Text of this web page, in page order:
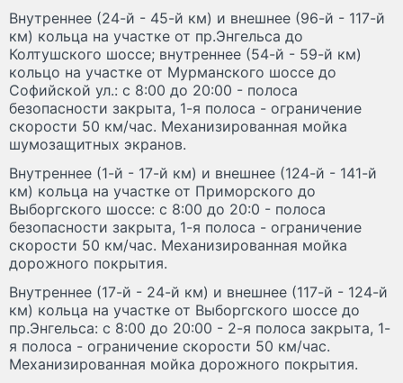
Внутреннее (24-й - 45-й км) и внешнее (96-й - 117-й
км) кольца на участке от пр.Энгельса до
Колтушского шоссе; внутреннее (54-й - 59-й км)
кольцо на участке от Мурманского шоссе до
Софийской ул.: с 8:00 до 20:00 - полоса
безопасности закрыта, 1-я полоса - ограничение
скорости 50 км/час. Механизированная мойка
шумозащитных экранов.
Внутреннее (1-й - 17-й км) и внешнее (124-й - 141-й
км) кольца на участке от Приморского до
Выборгского шоссе: с 8:00 до 20:0 - полоса
безопасности закрыта, 1-я полоса - ограничение
скорости 50 км/час. Механизированная мойка
дорожного покрытия.
Внутреннее (17-й - 24-й км) и внешнее (117-й - 124-й
км) кольца на участке от Выборгского шоссе до
пр.Энгельса: с 8:00 до 20:00 - 2-я полоса закрыта, 1-
я полоса - ограничение скорости 50 км/час.
Механизированная мойка дорожного покрытия.